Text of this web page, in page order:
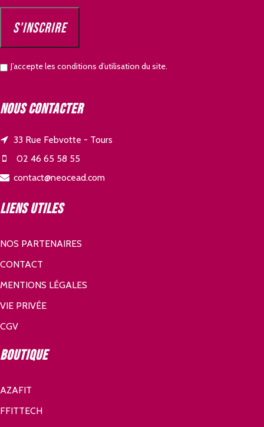
J’accepte les conditions d’utilisation du site.
Nous contacter
33 Rue Febvotte - Tours
02 46 65 58 55
contact@neocead.com
Liens utiles
NOS PARTENAIRES
CONTACT
MENTIONS LÉGALES
VIE PRIVÉE
CGV
Boutique
AZAFIT
FFITTECH